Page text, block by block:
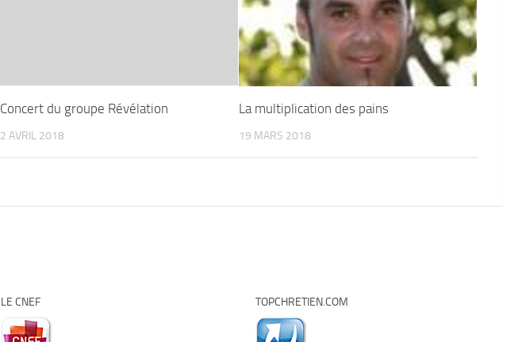
Concert du groupe Révélation
2 AVRIL 2018
La multiplication des pains
19 MARS 2018
LE CNEF TOPCHRETIEN.COM